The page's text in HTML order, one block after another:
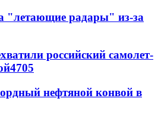
"летающие радары" из-за
российский самолет-
4705
нефтяной конвой в